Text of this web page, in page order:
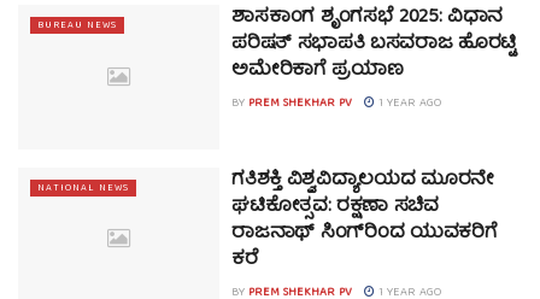
BUREAU NEWS ಶಾಸಕಾಂಗ ಶೃಂಗಸಭೆ 2025: ವಿಧಾನ
ಪರಿಷತ್ ಸಭಾಪತಿ ಬಸವರಾಜ ಹೊರಟ್ಟಿ
ಅಮೇರಿಕಾಗೆ ಪ್ರಯಾಣ
BY PREM SHEKHAR PV 1 YEAR AGO
NATIONAL NEWS ಗತಿಶಕ್ತಿ ವಿಶ್ವವಿದ್ಯಾಲಯದ ಮೂರನೇ
ಘಟಿಕೋತ್ಸವ: ರಕ್ಷಣಾ ಸಚಿವ
ರಾಜನಾಥ್ ಸಿಂಗ್‌ರಿಂದ ಯುವಕರಿಗೆ
ಕರೆ
BY PREM SHEKHAR PV 1 YEAR AGO